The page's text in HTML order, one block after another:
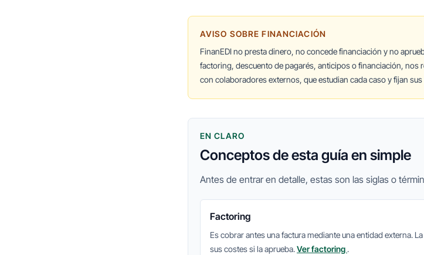
AVISO SOBRE FINANCIACIÓN
FinanEDI no presta dinero, no concede financiación y no
factoring, descuento de pagarés, anticipos o financiación, nos
con colaboradores externos, que estudian cada caso y fijan
EN CLARO
Conceptos de esta guía en simple
Antes de entrar en detalle, estas son las siglas o
Factoring
Es cobrar antes una factura mediante una entidad externa.
sus costes si la aprueba.Ver factoring .